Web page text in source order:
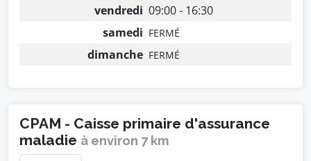
vendredi 09:00 - 16:30
samedi FERMÉ
dimanche FERMÉ
CPAM - Caisse primaire d'assurance
maladie à environ 7 km